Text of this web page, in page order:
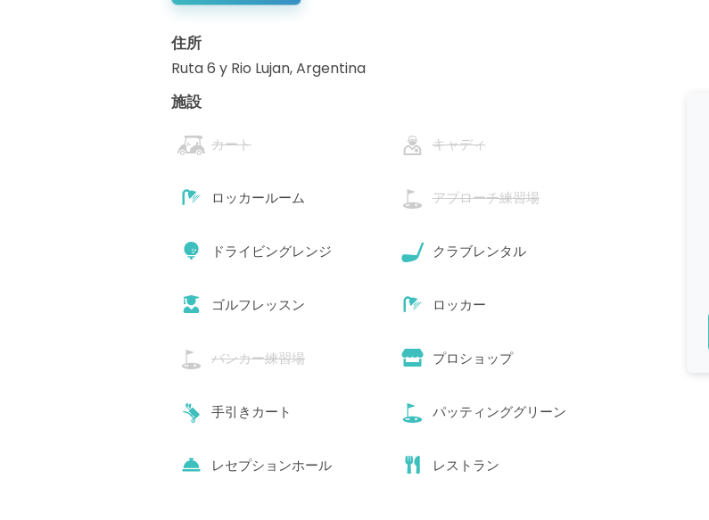
住所
Ruta 6 y Rio Lujan,Argentina
施設
カート キャディ
ロッカールーム アプローチ練習場
ドライビングレンジ クラブレンタル
ゴルフレッスン ロッカー
バンカー練習場 プロショップ
手引きカート パッティンググリーン
レセプションホール レストラン